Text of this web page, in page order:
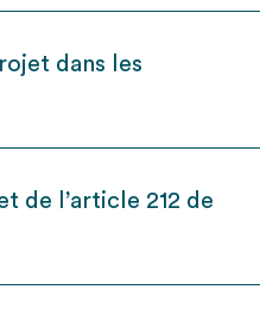
dans les
de l’article 212 de